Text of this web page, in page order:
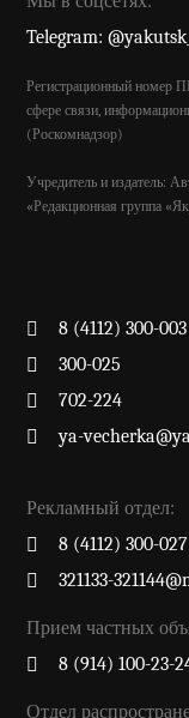
Telegram:
Регистрационный номер
сфере связи,
(Роскомнадзор)
Учредитель и издатель:
«Редакционная группа
8 (4112) 300-003
300-025
702-224
ya-
Рекламный отдел:
8 (4112) 300-027
321133-
Прием частных
8 (914) 100-23-
Отдел